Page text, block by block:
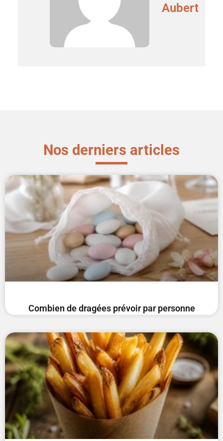
Aubert
Nos derniers articles
Combien de dragées prévoir par personne